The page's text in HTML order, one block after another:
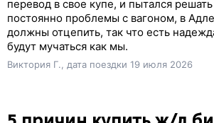
перевод в свое купе, и пытался
постоянно проблемы с вагоном, в
должны отцепить, так что есть
будут мучаться как мы.
Виктория Г., дата поездки 19 июля 2026